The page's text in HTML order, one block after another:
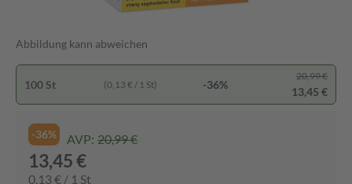
Abbildung kann abweichen
100 St (0,13 € / 1 St) -36%
20,99 €
13,45 €
-36% AVP: 20,99 €
13,45 €
0,13 € / 1 St